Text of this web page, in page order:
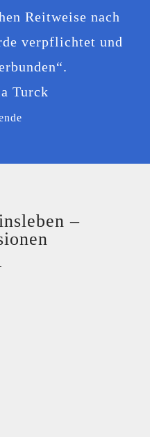
Reitweise nach
ver­pflich­tet und
Turck
–